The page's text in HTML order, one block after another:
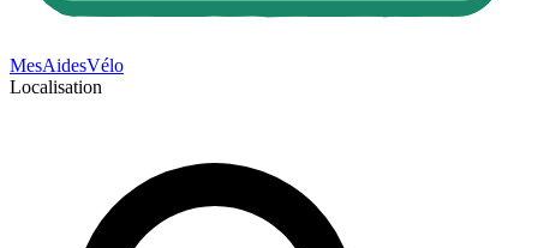
MesAidesVélo
Localisation